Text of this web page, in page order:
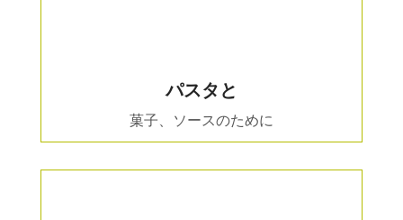
パスタと
菓子、ソースのために